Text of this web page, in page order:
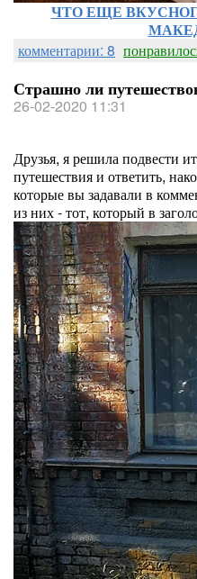
ЧТО ЕЩЕ
комментарии: 8
Страшно ли
26-02-2020 11:31
Друзья, я решила подвести
путешествия и ответить,
которые вы задавали в
из них - тот, который в